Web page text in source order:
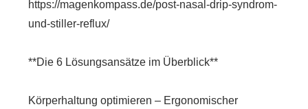
https://magenkompass.de/post-nasal-drip-syndrom-
und-stiller-reflux/
**Die 6 Lösungsansätze im Überblick**
Körperhaltung optimieren – Ergonomischer